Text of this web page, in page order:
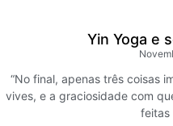
Yin Yoga e
“No final, apenas três coisas
vives, e a graciosidade com
feitas